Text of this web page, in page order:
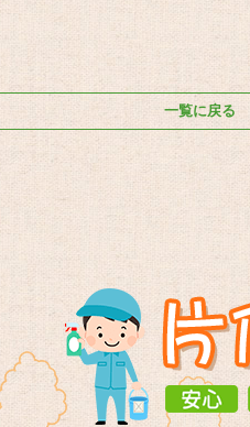
一覧に戻る